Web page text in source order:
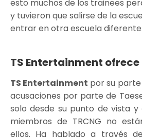
esto muchos de los trainees
y tuvieron que salirse de la
entrar en otra escuela diferente.
TS Entertainment ofrece
TS Entertainment por su
acusaciones por parte de
solo desde su punto de vista
miembros de TRCNG no
ellos. Ha hablado a través